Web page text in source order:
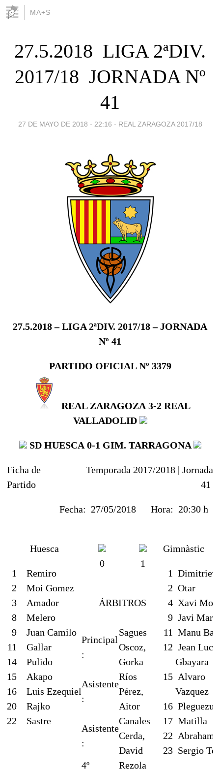
MA+S
27.5.2018  LIGA 2ªDIV.
2017/18  JORNADA Nº
41
27 DE MAYO DE 2018 - 22:16 - REAL ZARAGOZA 2017/18
27.5.2018 – LIGA 2ªDIV. 2017/18 – JORNADA
Nº 41
PARTIDO OFICIAL Nº 3379
REAL ZARAGOZA 3-2 REAL
VALLADOLID
SD HUESCA0-1 GIM. TARRAGONA
Ficha de
Partido
Temporada 2017/2018 | Jornada
41
Fecha: 27/05/2018 Hora: 20:30 h
Huesca
1
Remiro
2
Moi Gomez
3
Amador
8
Melero
9
Juan Camilo
11
Gallar
14
Pulido
15
Akapo
16
Luis Ezequiel
20
Rajko
22
Sastre
0 1
ÁRBITROS
Principal
:
Sagues
Oscoz,
Gorka
Asistente
:
Ríos
Pérez,
Aitor
Asistente
:
Canales
Cerda,
David
4º
Rezola
Gimnàstic
1
2 Otar
4 Xavi
9 Javi
11 Manu
12 Jean Luc
Gbayara
15 Alvaro
Vazquez
16
17 Matilla
22 Abraham
23 Sergio